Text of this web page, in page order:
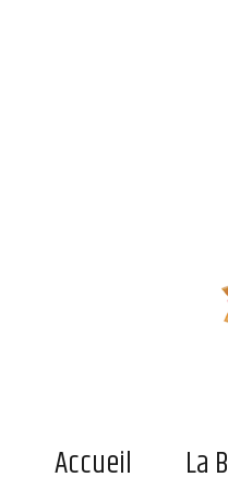
Du pratique, de l'indispensable
Accueil La